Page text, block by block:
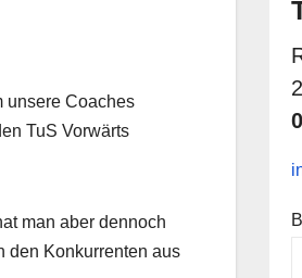
unsere Coaches
TuS Vorwärts
man aber dennoch
den Konkurrenten aus